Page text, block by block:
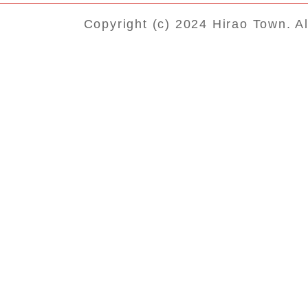
Copyright (c) 2024 Hirao Town.